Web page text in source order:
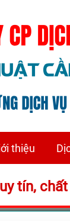
thiệu
tín,